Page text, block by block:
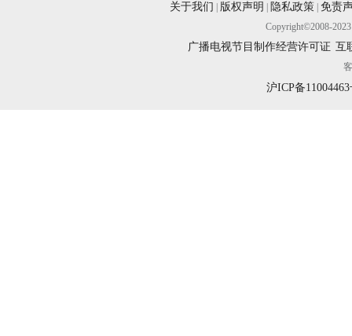
关于我们 版权声明 隐私政策 免责
Copyright©2008-
广播电视节目制作经营许可证 互
沪ICP备